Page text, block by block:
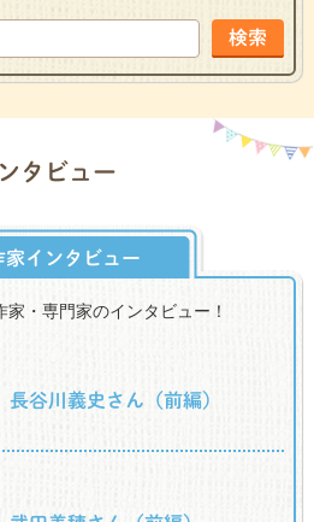
検索
タビュー
家インタビュー
・専門家のインタビュー！
谷川義史さん（前編）